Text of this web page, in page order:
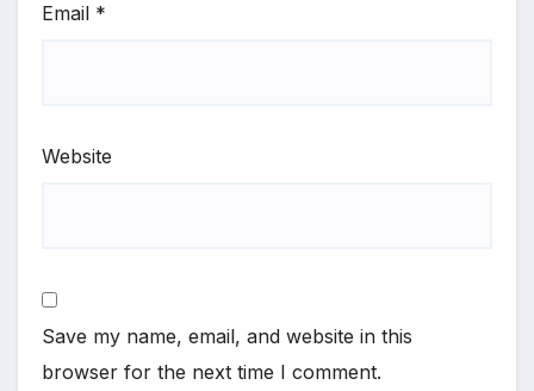
Email *
Website
Save my name, email, and website in this
browser for the next time I comment.